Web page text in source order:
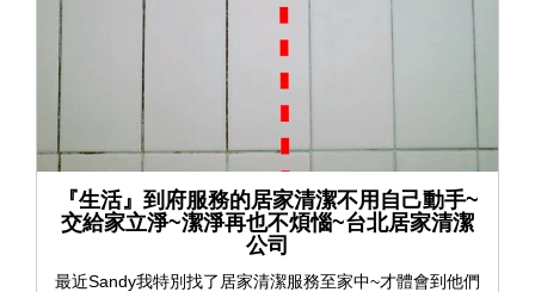
『生活』到府服務的居家清潔不用自己動手~
交給家立淨~潔淨再也不煩惱~台北居家清潔
公司
最近Sandy我特別找了居家清潔服務至家中~才體會到他們